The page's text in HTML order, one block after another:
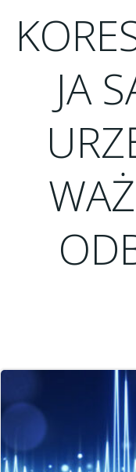
JA